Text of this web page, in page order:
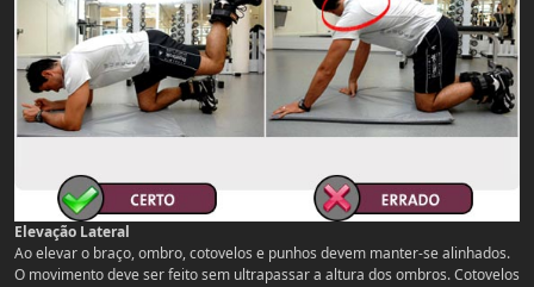
Elevação Lateral
Ao elevar o braço, ombro, cotovelos e punhos devem manter-se alinhados.
O movimento deve ser feito sem ultrapassar a altura dos ombros. Cotovelos